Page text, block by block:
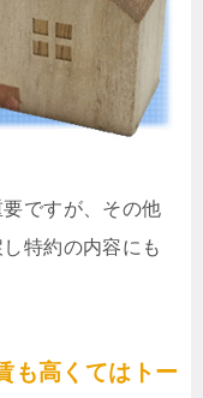
ですが、その他
特約の内容にも
も高くてはトー